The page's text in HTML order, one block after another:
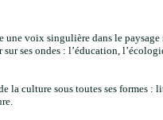
une voix singulière dans le
ses ondes : l’éducation,
la culture sous toutes ses formes